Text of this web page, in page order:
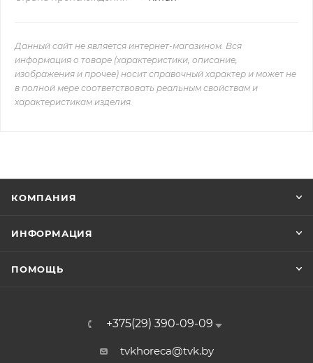
Данный сайт не является интернет-магазином. Вся
информация о товаре (характеристики, описание,
изображения и прочее) носит справочный характер и может не
в полной мере соответствовать реальным свойствам и
характеристикам изделия.
КОМПАНИЯ
ИНФОРМАЦИЯ
ПОМОЩЬ
+375(29) 390-09-09
tvkhoreca@tvk.by